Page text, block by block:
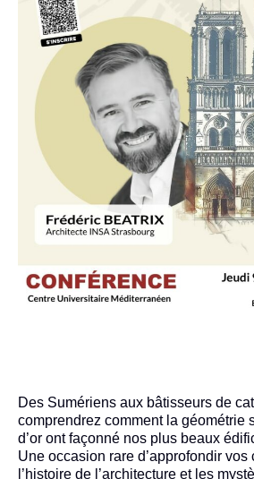
Des Sumériens aux bâtisseurs de
comprendrez comment la géométrie
d’or ont façonné nos plus beaux
Une occasion rare d’approfondir
l’histoire de l’architecture et les